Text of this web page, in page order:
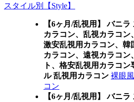
スタイル別【Style】
【6ヶ月/乱視用】 バニ
カラコン、乱視カラコン
激安乱視用カラコン、韓
カラコン、遠視カラコン
ト、格安乱視用カラコ
ル 乱視用カラコン 裸眼
コン
【6ヶ月/乱視用】 バニ